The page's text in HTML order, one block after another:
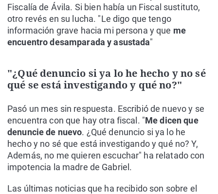
Fiscalía de Ávila. Si bien había un Fiscal sustituto,
otro revés en su lucha. "Le digo que tengo
información grave hacia mi persona y que me
encuentro desamparada y asustada"
"¿Qué denuncio si ya lo he hecho y no sé
qué se está investigando y qué no?"
Pasó un mes sin respuesta. Escribió de nuevo y se
encuentra con que hay otra fiscal. "Me dicen que
denuncie de nuevo. ¿Qué denuncio si ya lo he
hecho y no sé que está investigando y qué no? Y,
Además, no me quieren escuchar" ha relatado con
impotencia la madre de Gabriel.
Las últimas noticias que ha recibido son sobre el